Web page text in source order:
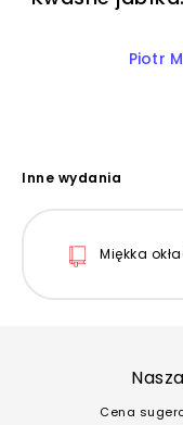
Piotr
Inne wydania
Miękka
Cena